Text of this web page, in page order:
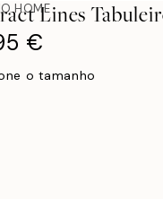
HOMELines
€
o tamanho